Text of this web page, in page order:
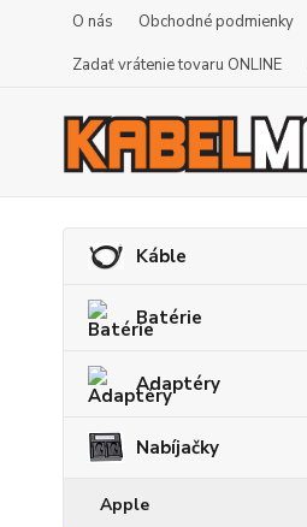
O nás Obchodné podmienky
Zadať vrátenie tovaru ONLINE
Káble
Batérie
Adaptéry
Nabíjačky
Apple